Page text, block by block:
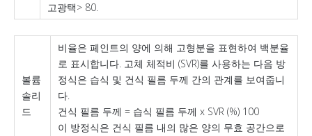
고광택> 80.
볼륨
솔리
드
비율은 페인트의 양에 의해 고형분을 표현하여 백분율
로 표시합니다. 고체 체적비 (SVR)를 사용하는 다음 방
정식은 습식 및 건식 필름 두께 간의 관계를 보여줍니
다.
건식 필름 두께 = 습식 필름 두께 x SVR (%) 100
이 방정식은 건식 필름 내의 많은 양의 무효 공간으로